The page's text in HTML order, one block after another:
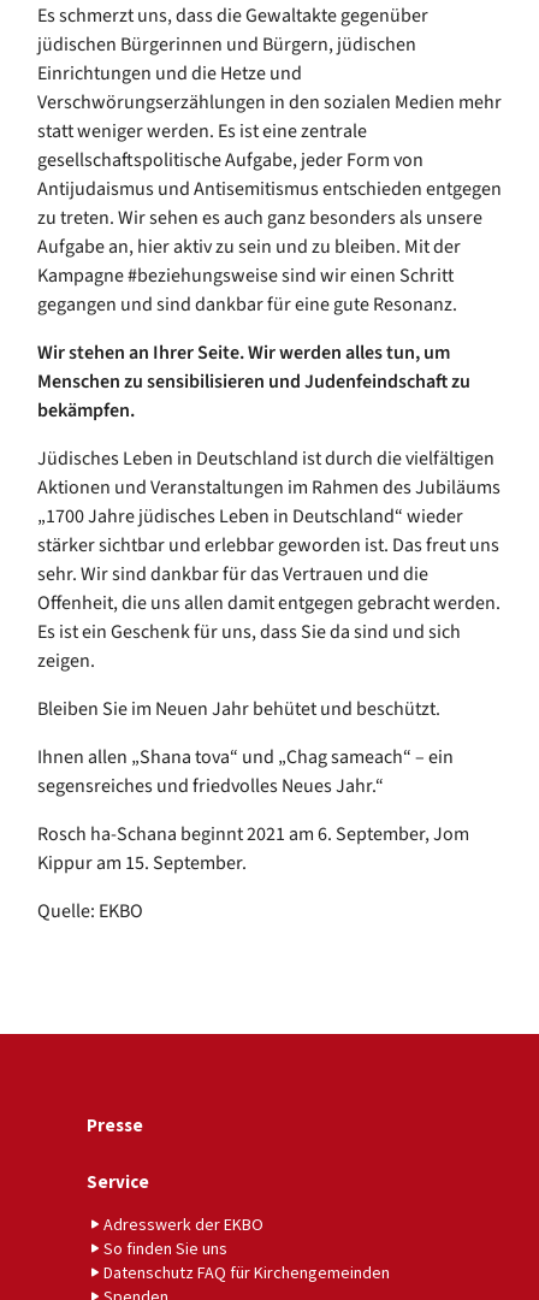
Es schmerzt uns, dass die Gewaltakte gegenüber
jüdischen Bürgerinnen und Bürgern, jüdischen
Einrichtungen und die Hetze und
Verschwörungserzählungen in den sozialen Medien mehr
statt weniger werden. Es ist eine zentrale
gesellschaftspolitische Aufgabe, jeder Form von
Antijudaismus und Antisemitismus entschieden entgegen
zu treten. Wir sehen es auch ganz besonders als unsere
Aufgabe an, hier aktiv zu sein und zu bleiben. Mit der
Kampagne #beziehungsweise sind wir einen Schritt
gegangen und sind dankbar für eine gute Resonanz.
Wir stehen an Ihrer Seite. Wir werden alles tun, um
Menschen zu sensibilisieren und Judenfeindschaft zu
bekämpfen.
Jüdisches Leben in Deutschland ist durch die vielfältigen
Aktionen und Veranstaltungen im Rahmen des Jubiläums
„1700 Jahre jüdisches Leben in Deutschland“ wieder
stärker sichtbar und erlebbar geworden ist. Das freut uns
sehr. Wir sind dankbar für das Vertrauen und die
Offenheit, die uns allen damit entgegen gebracht werden.
Es ist ein Geschenk für uns, dass Sie da sind und sich
zeigen.
Bleiben Sie im Neuen Jahr behütet und beschützt.
Ihnen allen „Shana tova“ und „Chag sameach“ – ein
segensreiches und friedvolles Neues Jahr.“
Rosch ha-Schana beginnt 2021 am 6. September, Jom
Kippur am 15. September.
Quelle: EKBO
Presse
Service
Adresswerk der EKBO
So finden Sie uns
Datenschutz FAQ für Kirchengemeinden